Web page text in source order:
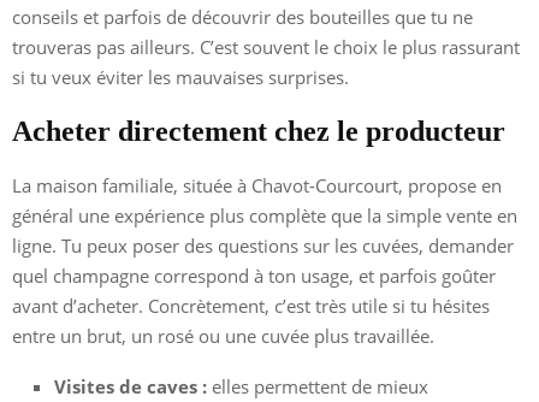
conseils et parfois de découvrir des bouteilles que tu ne
trouveras pas ailleurs. C’est souvent le choix le plus rassurant
si tu veux éviter les mauvaises surprises.
Acheter directement chez le producteur
La maison familiale, située à Chavot-Courcourt, propose en
général une expérience plus complète que la simple vente en
ligne. Tu peux poser des questions sur les cuvées, demander
quel champagne correspond à ton usage, et parfois goûter
avant d’acheter. Concrètement, c’est très utile si tu hésites
entre un brut, un rosé ou une cuvée plus travaillée.
Visites de caves : elles permettent de mieux